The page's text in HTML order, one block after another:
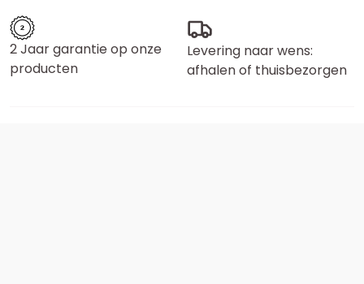
2 Jaar garantie op onze
producten
Levering naar wens:
afhalen of thuisbezorgen